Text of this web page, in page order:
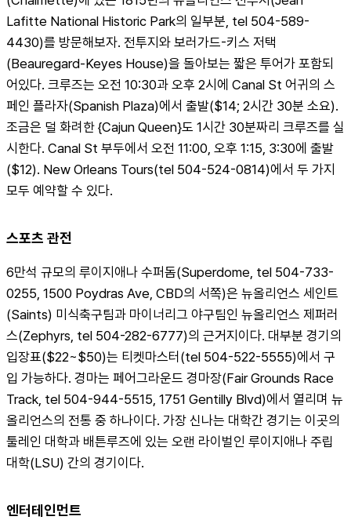
Lafitte National Historic Park의 일부분, tel 504-589-
4430)를 방문해보자. 전투지와 보러가드-키스 저택
(Beauregard-Keyes House)을 돌아보는 짧은 투어가 포함되
어있다. 크루즈는 오전 10:30과 오후 2시에 Canal St 어귀의 스
페인 플라자(Spanish Plaza)에서 출발($14; 2시간 30분 소요).
조금은 덜 화려한 {Cajun Queen}도 1시간 30분짜리 크루즈를 실
시한다. Canal St 부두에서 오전 11:00, 오후 1:15, 3:30에 출발
($12). New Orleans Tours(tel 504-524-0814)에서 두 가지
모두 예약할 수 있다.
스포츠 관전
6만석 규모의 루이지애나 수퍼돔(Superdome, tel 504-733-
0255, 1500 Poydras Ave, CBD의 서쪽)은 뉴올리언스 세인트
(Saints) 미식축구팀과 마이너리그 야구팀인 뉴올리언스 제퍼러
스(Zephyrs, tel 504-282-6777)의 근거지이다. 대부분 경기의
입장표($22~$50)는 티켓마스터(tel 504-522-5555)에서 구
입 가능하다. 경마는 페어그라운드 경마장(Fair Grounds Race
Track, tel 504-944-5515, 1751 Gentilly Blvd)에서 열리며 뉴
올리언스의 전통 중 하나이다. 가장 신나는 대학간 경기는 이곳의
툴레인 대학과 배튼루즈에 있는 오랜 라이벌인 루이지애나 주립
대학(LSU) 간의 경기이다.
엔터테인먼트